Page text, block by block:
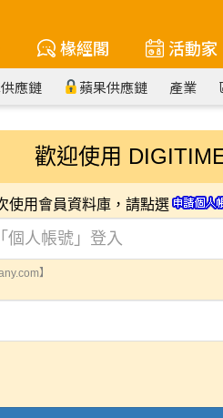
椽經閣 活動家
應鏈 蘋果供應鏈 產業
歡迎使用
使用會員資料庫，請點選
】